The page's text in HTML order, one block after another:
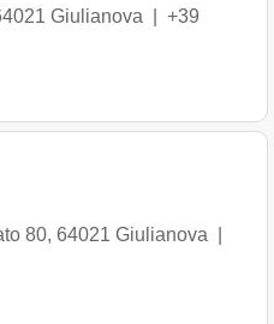
Giulianova
+39
80, 64021 Giulianova